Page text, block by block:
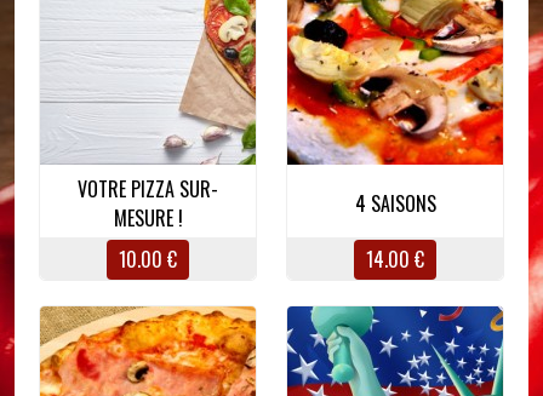
VOTRE PIZZA SUR-
MESURE !
10.00 €
4 SAISONS
14.00 €